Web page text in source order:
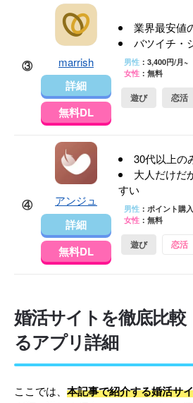
③ marrish
詳細
無料DL
業界最安値
バツイチ・
男性：3,400円/月~
女性：無料
遊び 恋活
④ アンジュ
詳細
無料DL
30代以上の
大人だけだ
すい
男性：ポイント購
女性：無料
遊び 恋活
婚活サイトを徹底比較
るアプリ詳細
ここでは、 本記事で紹介する婚活サ